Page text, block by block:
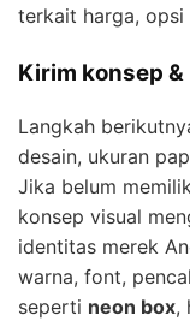
terkait harga, opsi
Kirim konsep
Langkah
desain, ukuran
Jika belum
konsep visual
identitas merek
warna, font,
seperti neon box,